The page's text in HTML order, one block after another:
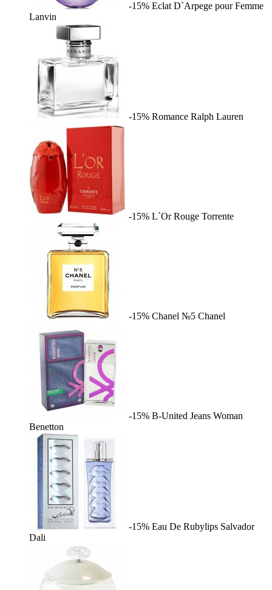
-15% Eclat D`Arpege pour Femme
Lanvin
-15% Romance Ralph Lauren
-15% L`Or Rouge Torrente
-15% Chanel №5 Chanel
-15% B-United Jeans Woman
Benetton
-15% Eau De Rubylips Salvador
Dali